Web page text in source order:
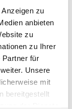
zu
anbieten
zu
zu Ihrer
Partner für
Unsere
mit
bereitgestellt